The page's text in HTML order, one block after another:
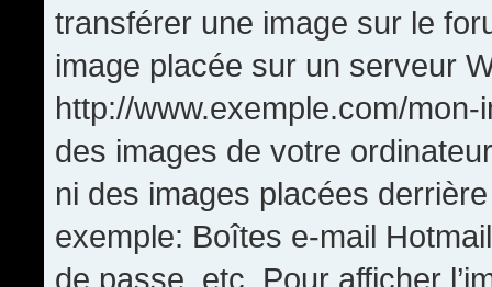
transférer une image sur le
image placée sur un serveur
http://www.exemple.com/
des images de votre
ni des images placées
exemple: Boîtes e-mail
de passe, etc. Pour afficher